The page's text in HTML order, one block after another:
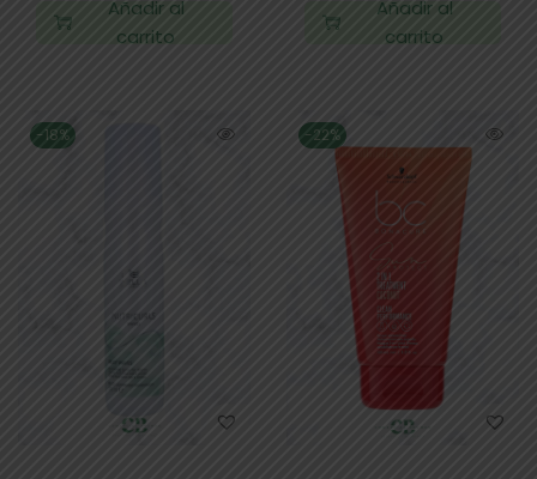
Añadir al
carrito
Añadir al
carrito
-18% -22%